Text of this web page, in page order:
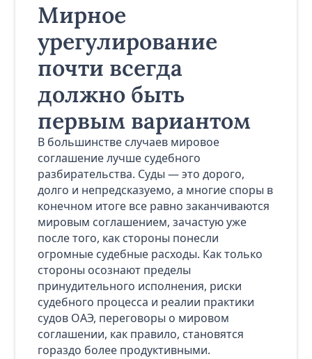
Мирное
урегулирование
почти всегда
должно быть
первым вариантом
В большинстве случаев мировое
соглашение лучше судебного
разбирательства. Суды — это дорого,
долго и непредсказуемо, а многие споры в
конечном итоге все равно заканчиваются
мировым соглашением, зачастую уже
после того, как стороны понесли
огромные судебные расходы. Как только
стороны осознают пределы
принудительного исполнения, риски
судебного процесса и реалии практики
судов ОАЭ, переговоры о мировом
соглашении, как правило, становятся
гораздо более продуктивными.